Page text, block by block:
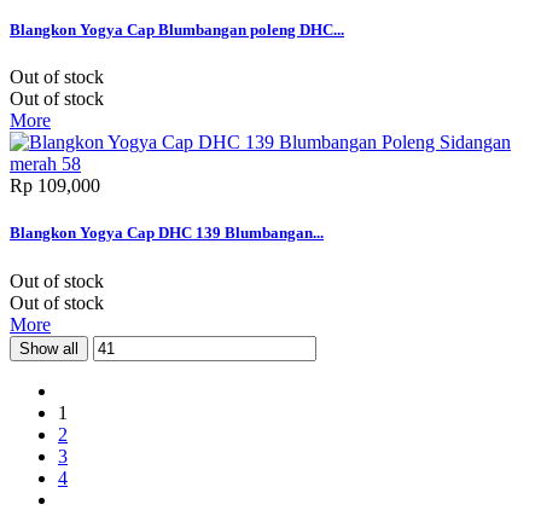
Blangkon Yogya Cap Blumbangan poleng DHC...
Out of stock
Out of stock
More
Rp‎ 109,000
Blangkon Yogya Cap DHC 139 Blumbangan...
Out of stock
Out of stock
More
Show all
1
2
3
4